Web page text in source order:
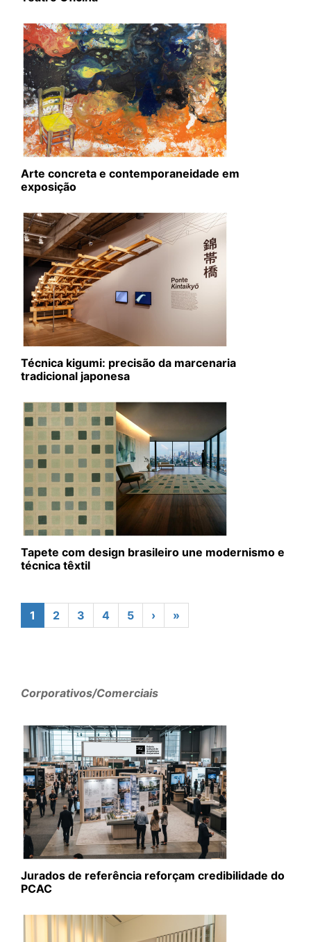
Arte concreta e contemporaneidade em
exposição
Técnica kigumi: precisão da marcenaria
tradicional japonesa
Tapete com design brasileiro une modernismo e
técnica têxtil
1 2 3 4 5 › »
Corporativos/Comerciais
Jurados de referência reforçam credibilidade do
PCAC